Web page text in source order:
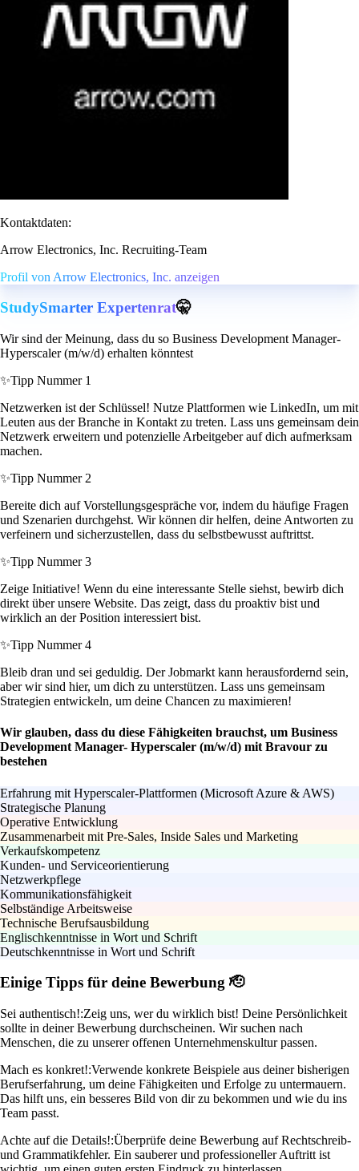
Kontaktdaten:
Arrow Electronics, Inc. Recruiting-Team
Profil von Arrow Electronics, Inc. anzeigen
StudySmarter Expertenrat🤫
Wir sind der Meinung, dass du so Business Development Manager-
Hyperscaler (m/w/d) erhalten könntest
✨Tipp Nummer 1
Netzwerken ist der Schlüssel! Nutze Plattformen wie LinkedIn, um mit
Leuten aus der Branche in Kontakt zu treten. Lass uns gemeinsam dein
Netzwerk erweitern und potenzielle Arbeitgeber auf dich aufmerksam
machen.
✨Tipp Nummer 2
Bereite dich auf Vorstellungsgespräche vor, indem du häufige Fragen
und Szenarien durchgehst. Wir können dir helfen, deine Antworten zu
verfeinern und sicherzustellen, dass du selbstbewusst auftrittst.
✨Tipp Nummer 3
Zeige Initiative! Wenn du eine interessante Stelle siehst, bewirb dich
direkt über unsere Website. Das zeigt, dass du proaktiv bist und
wirklich an der Position interessiert bist.
✨Tipp Nummer 4
Bleib dran und sei geduldig. Der Jobmarkt kann herausfordernd sein,
aber wir sind hier, um dich zu unterstützen. Lass uns gemeinsam
Strategien entwickeln, um deine Chancen zu maximieren!
Wir glauben, dass du diese Fähigkeiten brauchst, um Business
Development Manager- Hyperscaler (m/w/d) mit Bravour zu
bestehen
Erfahrung mit Hyperscaler-Plattformen (Microsoft Azure & AWS)
Strategische Planung
Operative Entwicklung
Zusammenarbeit mit Pre-Sales, Inside Sales und Marketing
Verkaufskompetenz
Kunden- und Serviceorientierung
Netzwerkpflege
Kommunikationsfähigkeit
Selbständige Arbeitsweise
Technische Berufsausbildung
Englischkenntnisse in Wort und Schrift
Deutschkenntnisse in Wort und Schrift
Einige Tipps für deine Bewerbung 🫡
Sei authentisch!:Zeig uns, wer du wirklich bist! Deine Persönlichkeit
sollte in deiner Bewerbung durchscheinen. Wir suchen nach
Menschen, die zu unserer offenen Unternehmenskultur passen.
Mach es konkret!:Verwende konkrete Beispiele aus deiner bisherigen
Berufserfahrung, um deine Fähigkeiten und Erfolge zu untermauern.
Das hilft uns, ein besseres Bild von dir zu bekommen und wie du ins
Team passt.
Achte auf die Details!:Überprüfe deine Bewerbung auf Rechtschreib-
und Grammatikfehler. Ein sauberer und professioneller Auftritt ist